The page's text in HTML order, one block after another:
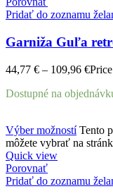
Pridať do zoznamu
Garniža Guľa
44,77 € – 109,96 €
Dostupné na
Výber možností Tento
môžete vybrať na
Quick view
Porovnať
Pridať do zoznamu